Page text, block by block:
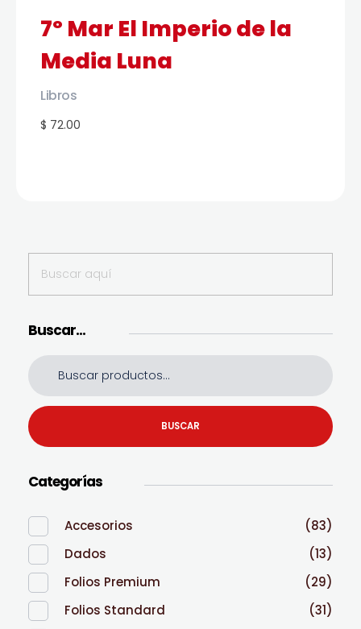
7º Mar El Imperio de la
Media Luna
$ 72.00
Libros
Buscar…
BUSCAR
Categorías
Accesorios
(83)
Dados
(13)
Folios Premium
(29)
Folios Standard
(31)